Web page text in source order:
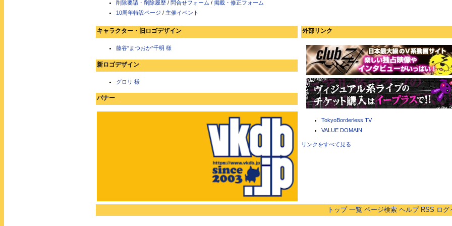
削除要請・削除履歴 / 問合せフォーム / 掲載・修正フォーム
10周年特設ページ / 主催イベント
キャラクター・旧ロゴデザイン
藤谷“まつおか”千明 様
新ロゴデザイン
グロリ 様
バナー
外部リンク
TokyoBorderless TV
VALUE DOMAIN
リンクをすべて見る
トップ 一覧 ページ検索 ヘルプ RSS ログ